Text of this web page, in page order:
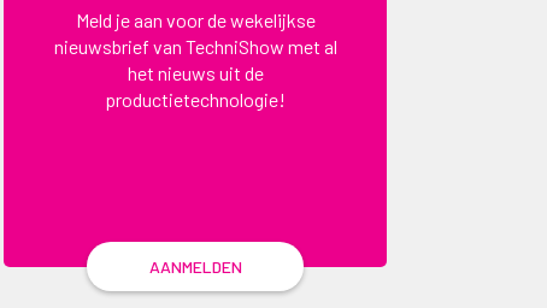
Meld je aan voor de wekelijkse
nieuwsbrief van TechniShow met al
het nieuws uit de
productietechnologie!
AANMELDEN